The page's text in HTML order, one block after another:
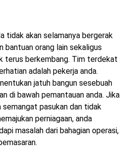
tidak akan selamanya bergerak
bantuan orang lain sekaligus
terus berkembang. Tim terdekat
adalah pekerja anda.
jatuh bangun sesebuah
di bawah pemantauan anda. Jika
pasukan dan tidak
perniagaan, anda
masalah dari bahagian operasi,